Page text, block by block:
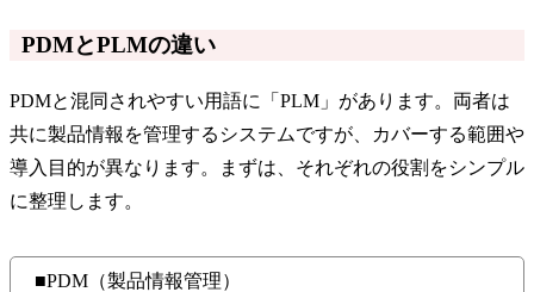
PDMとPLMの違い
PDMと混同されやすい用語に「PLM」があります。両者は
共に製品情報を管理するシステムですが、カバーする範囲や
導入目的が異なります。まずは、それぞれの役割をシンプル
に整理します。
■PDM（製品情報管理）